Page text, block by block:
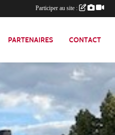
PARTENAIRES CONTACT
Participer au site :